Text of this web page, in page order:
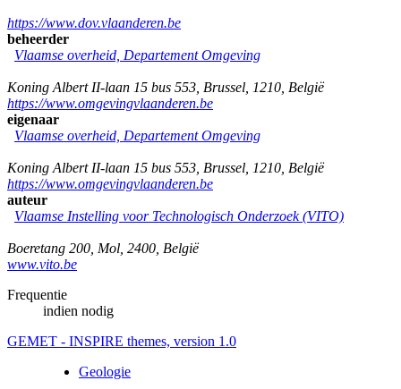
https://www.dov.vlaanderen.be
beheerder
Vlaamse overheid, Departement Omgeving
Koning Albert II-laan 15 bus 553 Brussel 1210 België
https://www.omgevingvlaanderen.be
eigenaar
Vlaamse overheid, Departement Omgeving
Koning Albert II-laan 15 bus 553 Brussel 1210 België
https://www.omgevingvlaanderen.be
auteur
Vlaamse Instelling voor Technologisch Onderzoek (VITO)
Boeretang 200 Mol 2400 België
www.vito.be
Frequentie
indien nodig
GEMET - INSPIRE themes, version 1.0
Geologie